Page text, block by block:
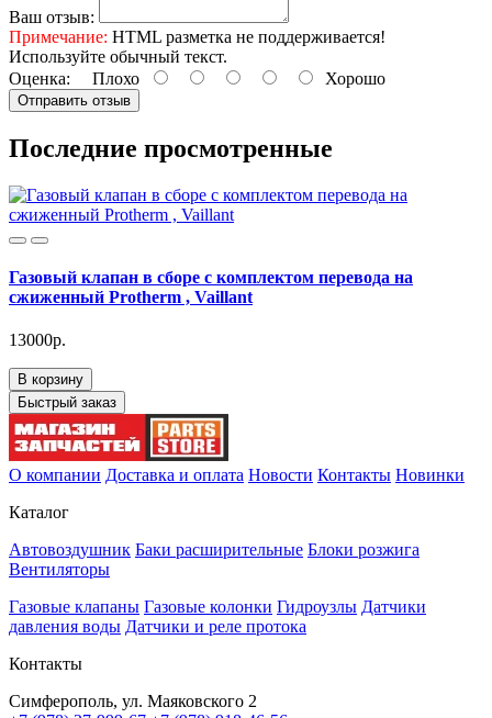
Ваш отзыв:
Примечание: HTML разметка не поддерживается!
Используйте обычный текст.
Оценка: Плохо Хорошо
Отправить отзыв
Последние просмотренные
Газовый клапан в сборе с комплектом перевода на
сжиженный Protherm , Vaillant
13000р.
В корзину
Быстрый заказ
О компании Доставка и оплата Новости Контакты Новинки
Каталог
Автовоздушник Баки расширительные Блоки розжига
Вентиляторы
Газовые клапаны Газовые колонки Гидроузлы Датчики
давления воды Датчики и реле протока
Контакты
Симферополь, ул. Маяковского 2